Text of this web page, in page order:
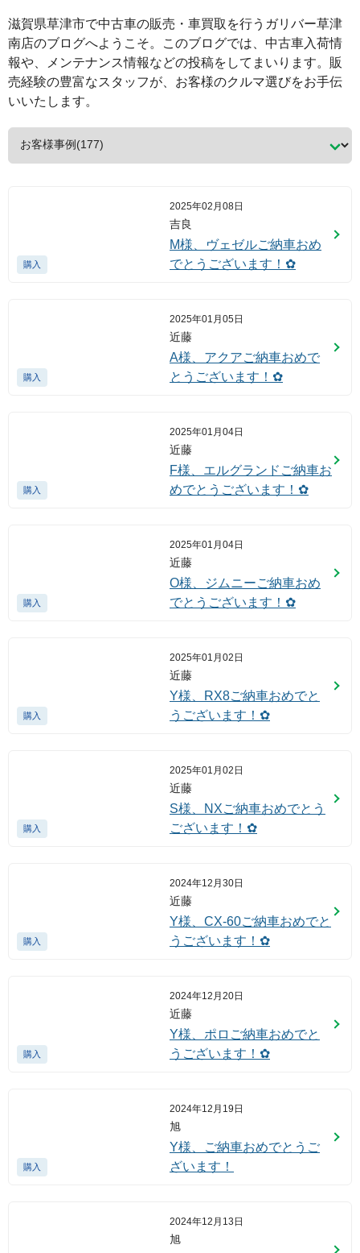
滋賀県草津市で中古車の販売・車買取を行う ガリバー草津
南店のブログへようこそ。このブログでは、中古車入荷情
報や、メンテナンス情報などの投稿をしてまいります。販
売経験の豊富なスタッフが、お客様のクルマ選びをお手伝
いいたします。
購入
2025年02月08日
吉良
M様、ヴェゼルご納車おめ
でとうございます！✿
購入
2025年01月05日
近藤
A様、アクアご納車おめで
とうございます！✿
購入
2025年01月04日
近藤
F様、エルグランドご納車お
めでとうございます！✿
購入
2025年01月04日
近藤
O様、ジムニーご納車おめ
でとうございます！✿
購入
2025年01月02日
近藤
Y様、RX8ご納車おめでと
うございます！✿
購入
2025年01月02日
近藤
S様、NXご納車おめでとう
ございます！✿
購入
2024年12月30日
近藤
Y様、CX-60ご納車おめでと
うございます！✿
購入
2024年12月20日
近藤
Y様、ポロご納車おめでと
うございます！✿
購入
2024年12月19日
旭
Y様、ご納車おめでとうご
ざいます！
2024年12月13日
旭